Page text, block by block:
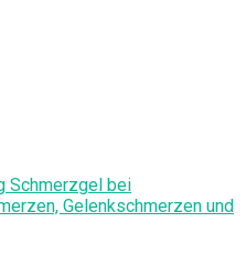
Schmerzgel bei
Gelenkschmerzen und